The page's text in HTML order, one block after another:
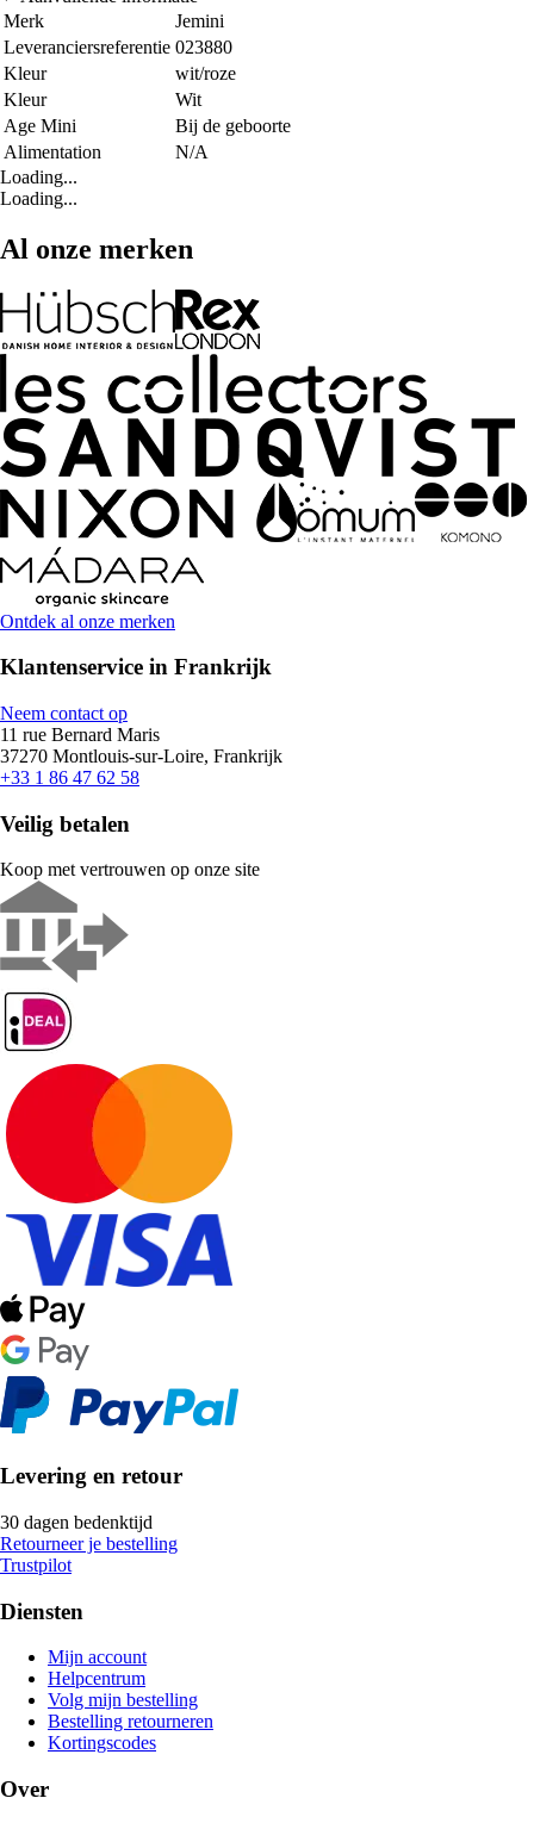
Merk
Jemini
Leveranciersreferentie 023880
Kleur
wit/roze
Kleur
Wit
Age Mini
Bij de geboorte
Alimentation
N/A
Loading...
Loading...
Al onze merken
Ontdek al onze merken
Klantenservice in Frankrijk
Neem contact op
11 rue Bernard Maris
37270 Montlouis-sur-Loire, Frankrijk
+33 1 86 47 62 58
Veilig betalen
Koop met vertrouwen op onze site
Levering en retour
30 dagen bedenktijd
Retourneer je bestelling
Trustpilot
Diensten
Mijn account
Helpcentrum
Volg mijn bestelling
Bestelling retourneren
Kortingscodes
Over